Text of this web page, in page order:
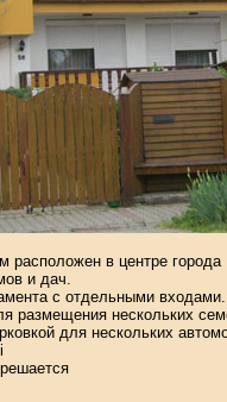
расположен в центре
и дач.
с отдельными входами.
размещения нескольких
для нескольких